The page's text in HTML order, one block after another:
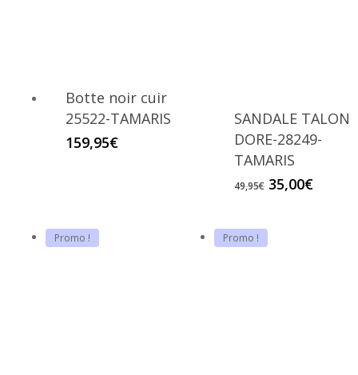
Botte noir cuir
25522-TAMARIS
159,95€
SANDALE TALON
DORE-28249-
TAMARIS
49,95€ Le
35,00€Le
Promo ! Promo !